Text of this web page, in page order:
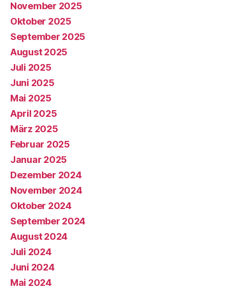
November 2025
Oktober 2025
September 2025
August 2025
Juli 2025
Juni 2025
Mai 2025
April 2025
März 2025
Februar 2025
Januar 2025
Dezember 2024
November 2024
Oktober 2024
September 2024
August 2024
Juli 2024
Juni 2024
Mai 2024